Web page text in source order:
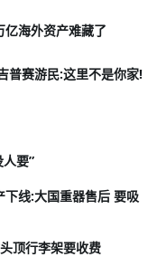
海外资产难藏了
普赛游民:这里不是你家!
要”
线:大国重器售后 要吸
顶行李架要收费